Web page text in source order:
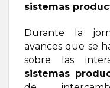
sistemas
Durante la
avances que se
sobre las
sistemas